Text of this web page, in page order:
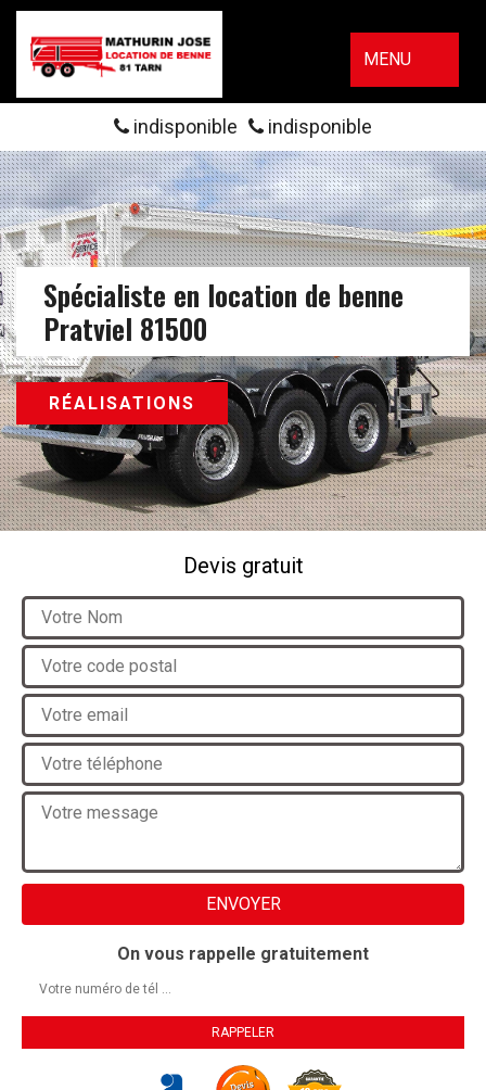
MENU
indisponible indisponible
Spécialiste en location de benne
Pratviel 81500
RÉALISATIONS
Devis gratuit
On vous rappelle gratuitement